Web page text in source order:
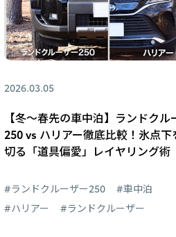
2026.03.05
【冬～春先の車中泊】ランドクル
250 vs ハリアー徹底比較！氷点下
切る「道具偏愛」レイヤリング術
#ランドクルーザー250
#車中泊
#ハリアー
#ランドクルーザー